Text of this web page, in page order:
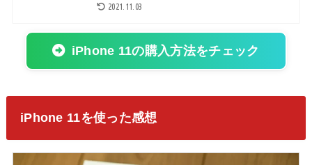
2021.11.03
iPhone 11の購入方法をチェック
iPhone 11を使った感想